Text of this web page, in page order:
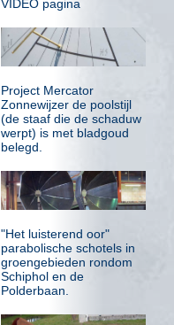
VIDEO pagina
Project Mercator
Zonnewijzer de poolstijl
(de staaf die de schaduw
werpt) is met bladgoud
belegd.
"Het luisterend oor"
parabolische schotels in
groengebieden rondom
Schiphol en de
Polderbaan.